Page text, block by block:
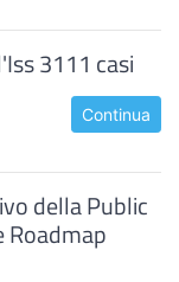
3111 casi
Continua
della Public